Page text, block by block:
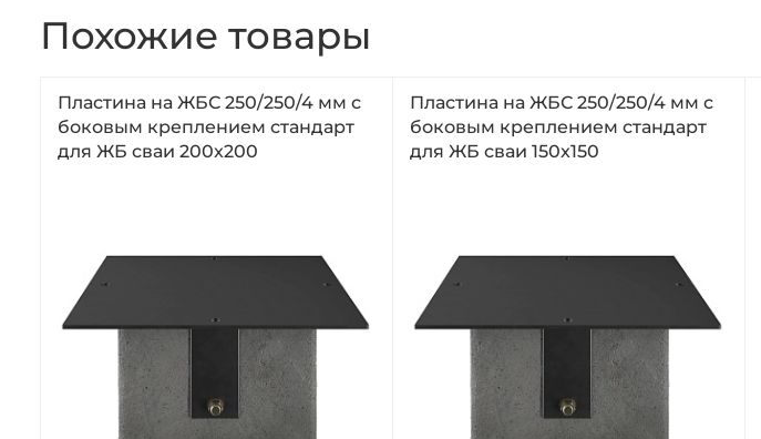
Похожие товары
Пластина на ЖБС 250/250/4 мм с
боковым креплением стандарт
для ЖБ сваи 200x200
Пластина на ЖБС 250/250/4 мм с
боковым креплением стандарт
для ЖБ сваи 150x150